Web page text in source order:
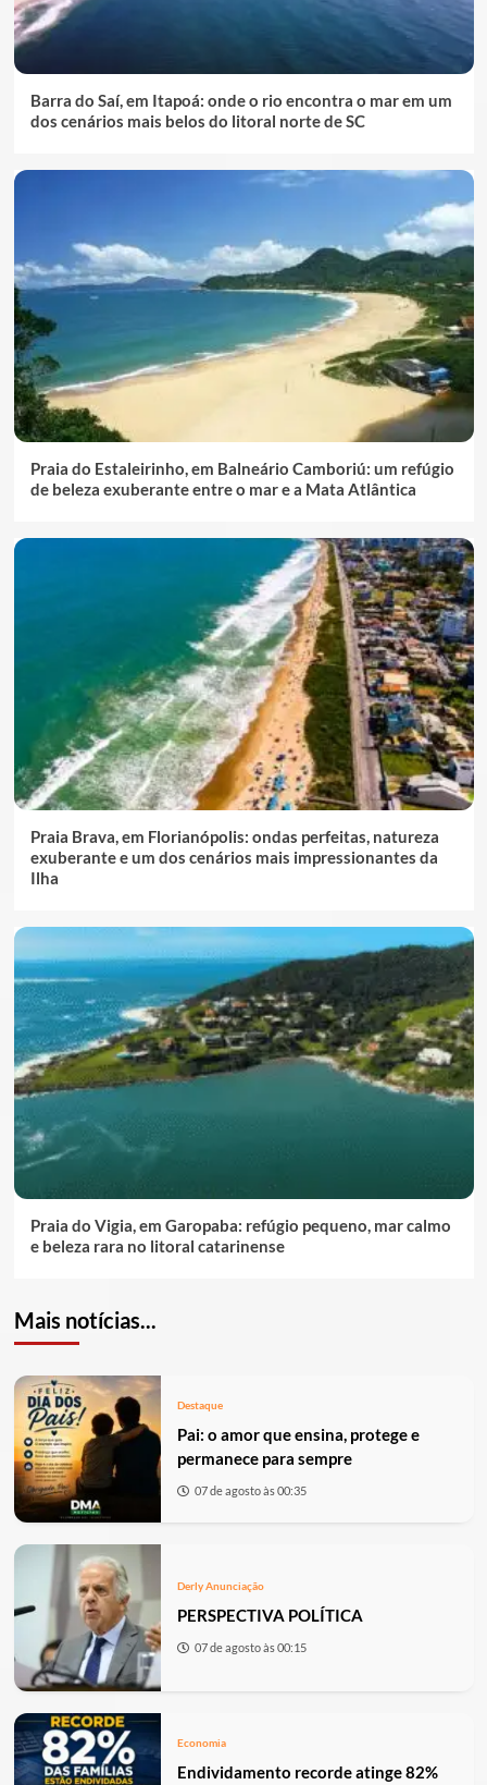
Barra do Saí, em Itapoá: onde o rio encontra o mar em um
dos cenários mais belos do litoral norte de SC
Praia do Estaleirinho, em Balneário Camboriú: um refúgio
de beleza exuberante entre o mar e a Mata Atlântica
Praia Brava, em Florianópolis: ondas perfeitas, natureza
exuberante e um dos cenários mais impressionantes da
Ilha
Praia do Vigia, em Garopaba: refúgio pequeno, mar calmo
e beleza rara no litoral catarinense
Mais notícias...
Destaque
Pai: o amor que ensina, protege e
permanece para sempre
07 de agosto às 00:35
Derly Anunciação
PERSPECTIVA POLÍTICA
07 de agosto às 00:15
Economia
Endividamento recorde atinge 82%